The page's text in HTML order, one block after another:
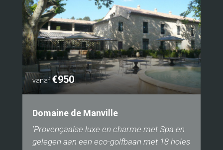
vanaf€950
Domaine de Manville
'Provençaalse luxe en charme met Spa en
gelegen aan een eco-golfbaan met 18 holes